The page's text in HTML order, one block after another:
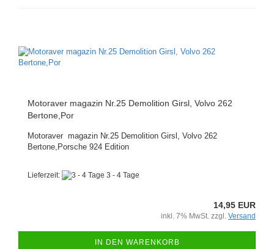
Motoraver magazin Nr.25 Demolition Girsl, Volvo 262
Bertone,Por
Motoraver magazin Nr.25 Demolition Girsl, Volvo 262
Bertone,Porsche 924 Edition
Lieferzeit: 3 - 4 Tage
14,95 EUR
inkl. 7% MwSt. zzgl. Versand
IN DEN WARENKORB